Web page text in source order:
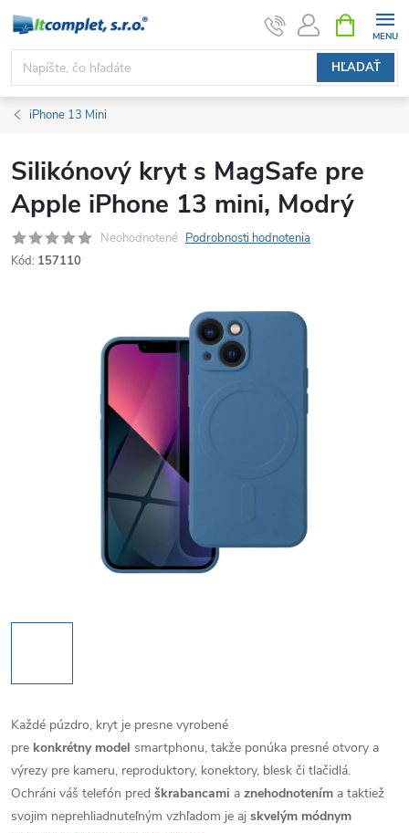
Prejsť
obsah
HĽADAŤ
KOŠÍK
iPhone 13 Mini
Silikónový kryt s MagSafe pre
Apple iPhone 13 mini, Modrý
Neohodnotené Podrobnosti hodnotenia
Kód: 157110
Každé púzdro, kryt je presne vyrobené
pre konkrétny model smartphonu, takže ponúka presné otvory a
výrezy pre kameru, reproduktory, konektory, blesk či tlačidlá.
Ochráni váš telefón pred škrabancami a znehodnotením a taktiež
svojim neprehliadnuteľným vzhľadom je aj skvelým módnym